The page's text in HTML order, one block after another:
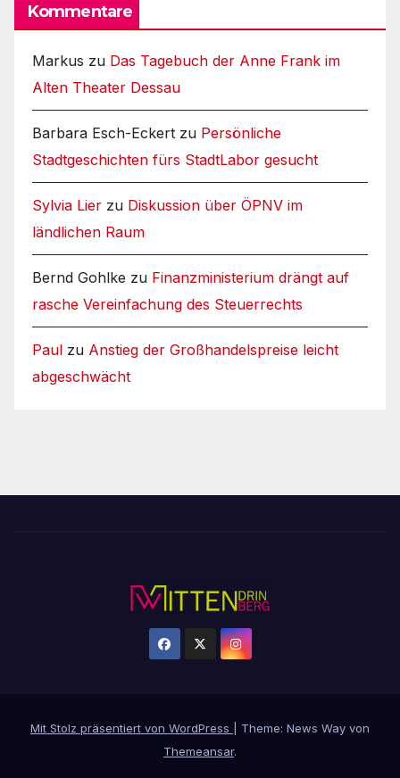
Kommentare
Markus zu Das Tagebuch der Anne Frank im
Alten Theater Dessau
Barbara Esch-Eckert zu Persönliche
Stadtgeschichten fürs StadtLabor gesucht
Sylvia Lier zu Diskussion über ÖPNV im
ländlichen Raum
Bernd Gohlke zu Finanzministerium drängt auf
rasche Vereinfachung des Steuerrechts
Paul zu Anstieg der Großhandelspreise leicht
abgeschwächt
Mit Stolz präsentiert von WordPress
Theme: News Way von
Themeansar.